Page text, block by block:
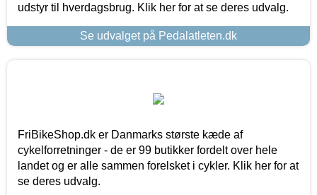
udstyr til hverdagsbrug. Klik her for at se deres udvalg.
Se udvalget på Pedalatleten.dk
FriBikeShop.dk er Danmarks største kæde af
cykelforretninger - de er 99 butikker fordelt over hele
landet og er alle sammen forelsket i cykler. Klik her for at
se deres udvalg.